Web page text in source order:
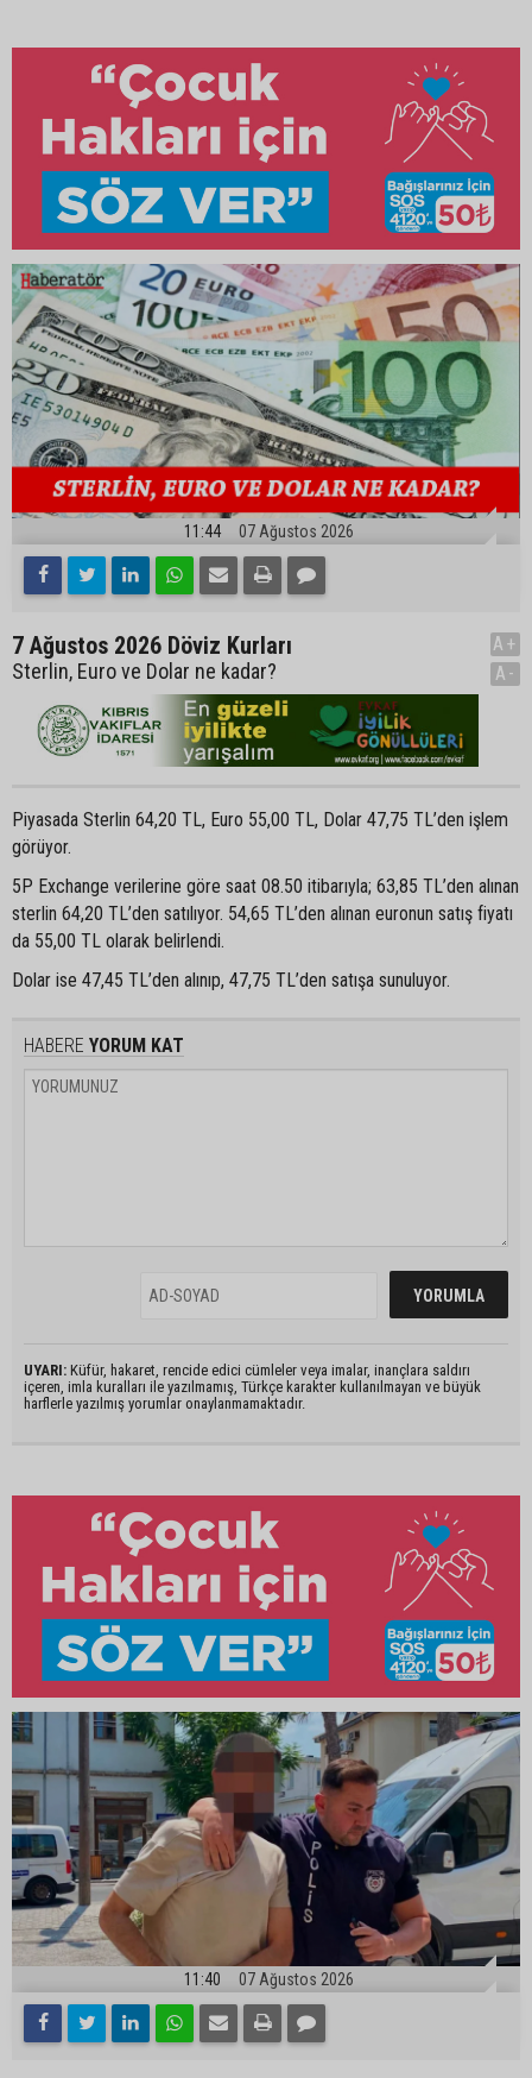
11:44 07 Ağustos 2026
7 Ağustos 2026 Döviz Kurları
Sterlin, Euro ve Dolar ne kadar?
A+
A-
Piyasada Sterlin 64,20 TL, Euro 55,00 TL, Dolar 47,75 TL’den işlem
görüyor.
5P Exchange verilerine göre saat 08.50 itibarıyla; 63,85 TL’den alınan
sterlin 64,20 TL’den satılıyor. 54,65 TL’den alınan euronun satış fiyatı
da 55,00 TL olarak belirlendi.
Dolar ise 47,45 TL’den alınıp, 47,75 TL’den satışa sunuluyor.
HABERE YORUM KAT
UYARI: Küfür, hakaret, rencide edici cümleler veya imalar, inançlara saldırı
içeren, imla kuralları ile yazılmamış, Türkçe karakter kullanılmayan ve büyük
harflerle yazılmış yorumlar onaylanmamaktadır.
11:40 07 Ağustos 2026